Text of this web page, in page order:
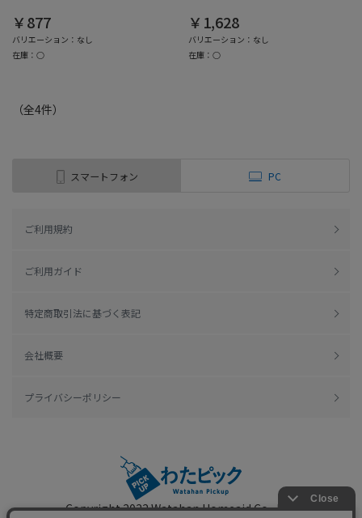
￥877
バリエーション：なし
在庫：○
￥1,628
バリエーション：なし
在庫：○
（全4件）
スマートフォン PC
ご利用規約
ご利用ガイド
特定商取引法に基づく表記
会社概要
プライバシーポリシー
Copyright 2022Watahan Homeaid Co., Ltd.